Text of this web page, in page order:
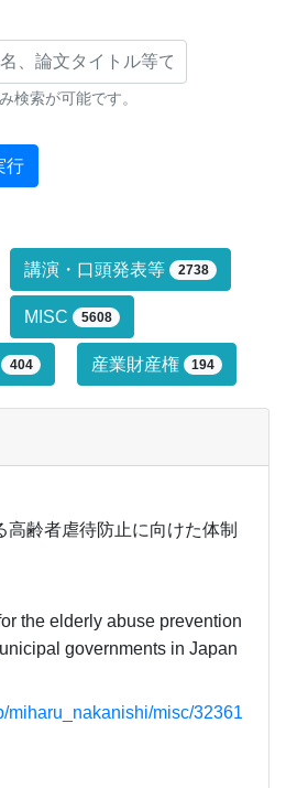
検索条件
検索が可能です。
行
る絞り込み条件で
講演・口頭発表等 2738
MISC 5608
404 産業財産権 194
齢者虐待防止に向けた体制
the elderly abuse prevention
governments in Japan
miharu_nakanishi/misc/32361